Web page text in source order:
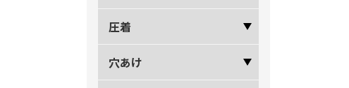
圧着
穴あけ